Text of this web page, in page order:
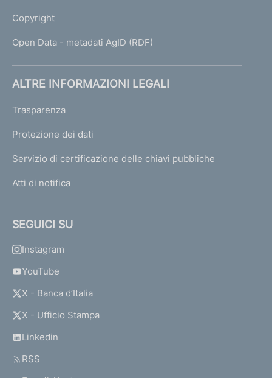
Copyright
Open Data - metadati AgID (RDF)
ALTRE INFORMAZIONI LEGALI
Trasparenza
Protezione dei dati
Servizio di certificazione delle chiavi pubbliche
Atti di notifica
SEGUICI SU
Instagram
YouTube
X - Banca d’Italia
X - Ufficio Stampa
Linkedin
RSS